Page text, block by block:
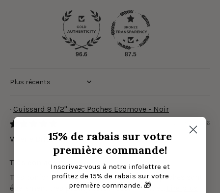
96.6 87.5
Sort by
Cuissard 9 1/2" avec Poches Ecomove - Noir
29/07/2026
Valerie Brisson
Très bon achat!
Très confortable, et longueur parfaite. Les poches sont
également tres pratiques. Je recommande...
15% de rabais sur votre
première commande!
Inscrivez-vous à notre infolettre et
profitez de 15% de rabais sur votre
première commande. 🎁